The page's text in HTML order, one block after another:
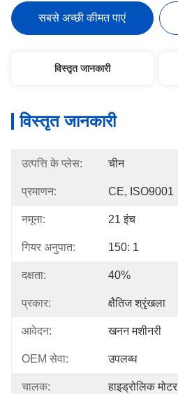
सबसे अच्छी कीमत पाएं
विस्तृत जानकारी
विस्तृत जानकारी
उत्पत्ति के प्लेस: चीन
प्रमाणन: CE, ISO9001
नमूना: 21 इंच
गियर अनुपात: 150: 1
दक्षता: 40%
प्रकार: क्षैतिज श्रृंखला
आवेदन: खनन मशीनरी
OEM सेवा: उपलब्ध
चालक: हाइड्रोलिक मोटर